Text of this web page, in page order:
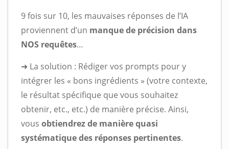
9 fois sur 10, les mauvaises réponses de l’IA
proviennent d’un manque de précision dans
NOS requêtes…
➜ La solution : Rédiger vos prompts pour y
intégrer les « bons ingrédients » (votre contexte,
le résultat spécifique que vous souhaitez
obtenir, etc., etc.) de manière précise. Ainsi,
vous obtiendrez de manière quasi
systématique des réponses pertinentes.